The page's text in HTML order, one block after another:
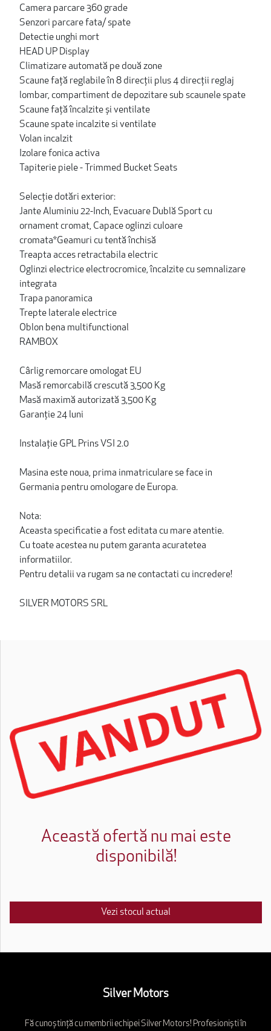
Camera parcare 360 grade
Senzori parcare fata/ spate
Detectie unghi mort
HEAD UP Display
Climatizare automată pe două zone
Scaune față reglabile în 8 direcții plus 4 direcții reglaj
lombar, compartiment de depozitare sub scaunele spate
Scaune față încalzite și ventilate
Scaune spate incalzite si ventilate
Volan incalzit
Izolare fonica activa
Tapiterie piele - Trimmed Bucket Seats
Selecție dotări exterior:
Jante Aluminiu 22-Inch, Evacuare Dublă Sport cu
ornament cromat, Capace oglinzi culoare
cromata*Geamuri cu tentă închisă
Treapta acces retractabila electric
Oglinzi electrice electrocromice, încalzite cu semnalizare
integrata
Trapa panoramica
Trepte laterale electrice
Oblon bena multifunctional
RAMBOX
Cârlig remorcare omologat EU
Masă remorcabilă crescută 3,500 Kg
Masă maximă autorizată 3,500 Kg
Garanție 24 luni
Instalație GPL Prins VSI 2.0
Masina este noua, prima inmatriculare se face in
Germania pentru omologare de Europa.
Nota:
Aceasta specificatie a fost editata cu mare atentie.
Cu toate acestea nu putem garanta acuratetea
informatiilor.
Pentru detalii va rugam sa ne contactati cu incredere!
SILVER MOTORS SRL
Această ofertă nu mai este
disponibilă!
Vezi stocul actual
Silver Motors
Fă cunoștință cu membrii echipei Silver Motors! Profesioniști în